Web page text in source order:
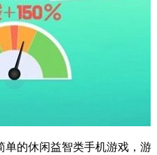
单的休闲益智类手机游戏，游